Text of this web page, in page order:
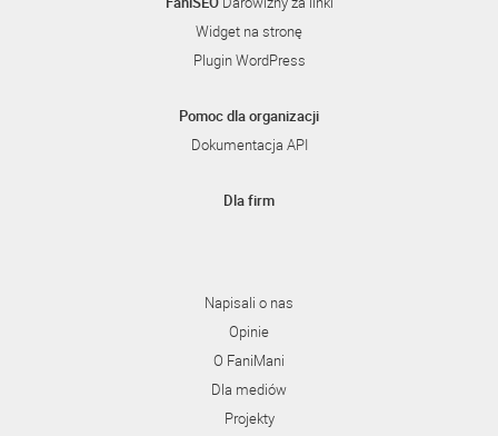
Widget na stronę
Plugin WordPress
Pomoc dla organizacji
Dokumentacja API
Dla firm
Napisali o nas
Opinie
O FaniMani
Dla mediów
Projekty